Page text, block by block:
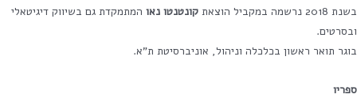
בשנת 2018 נרשמה במקביל הוצאת
קונטנטו נאו המתמקדת גם בשיווק דיגיטאלי
ובסרטים.
בוגר תואר ראשון בכלכלה וניהול, אוניברסיטת ת"א.
ספריו